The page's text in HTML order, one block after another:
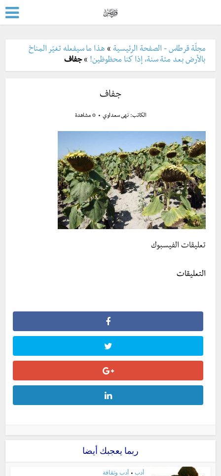
مجلّة قرطاس - الصفحة الرئيسية » هذا ما سيفعله تغيّر المناخ
بالأرض بعد مئة سنة، إذا كنا محظوظين! »جفاف
جفاف
الكاتب:نهى سعداوي 0 مشاهدة
تعليقات الفيسبوك
التعليقات
ربما يعجبك أيضا
أدب • أدب وثقافة